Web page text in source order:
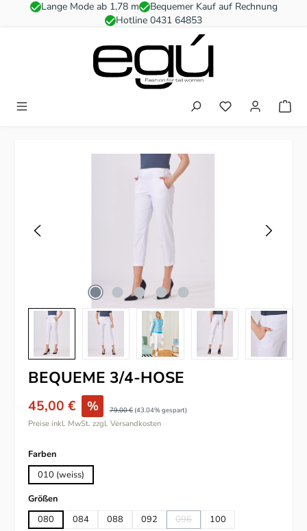
Zum Hauptinhalt springen
Lange Mode ab 1,78 m
Bequemer Kauf auf Rechnung
Hotline 0431 64853
Du hast 0
BEQUEME 3/4-HOSE
45,00 € % 79,00 € (43.04% gespart)
Preise inkl. MwSt. zzgl. Versandkosten
Farbenauswählen
010 (weiss)
Größenauswählen
080
084 088 092 096(Diese Option ist zurzeit nicht
100